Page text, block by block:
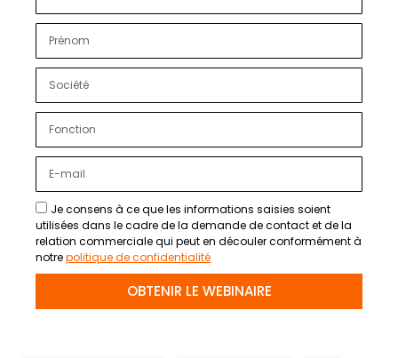
Je consens à ce que les informations saisies soient
utilisées dans le cadre de la demande de contact et de la
relation commerciale qui peut en découler conformément à
notrepolitique de confidentialité
OBTENIR LE WEBINAIRE